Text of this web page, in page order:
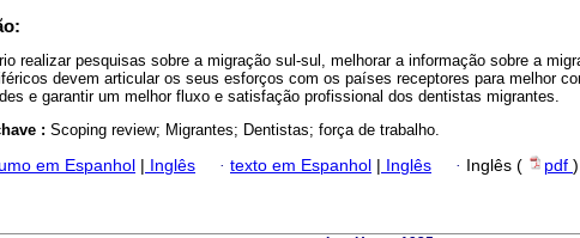
realizar pesquisas sobre a migração sul-sul, melhorar a informação sobre a
devem articular os seus esforços com os países receptores para melhor
e garantir um melhor fluxo e satisfação profissional dos dentistas migrantes.
: Scoping review; Migrantes; Dentistas; força de trabalho.
em Espanhol Inglês · texto em Espanhol Inglês · Inglês ( pdf